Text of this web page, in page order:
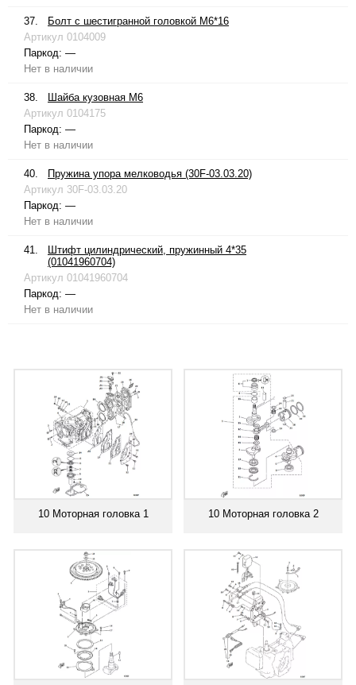
37.
Болт с шестигранной головкой М6*16
Артикул 0104009
Паркод: —
Нет в наличии
38.
Шайба кузовная М6
Артикул 0104175
Паркод: —
Нет в наличии
40.
Пружина упора мелководья (30F-03.03.20)
Артикул 30F-03.03.20
Паркод: —
Нет в наличии
41.
Штифт цилиндрический, пружинный 4*35
(01041960704)
Артикул 01041960704
Паркод: —
Нет в наличии
10 Моторная головка 1 10 Моторная головка 2